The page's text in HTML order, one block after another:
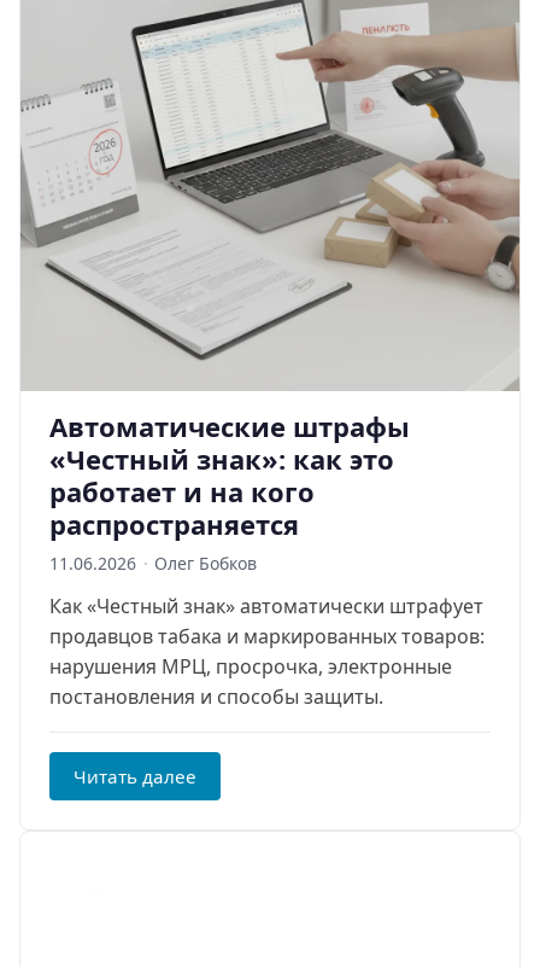
Автоматические штрафы
«Честный знак»: как это
работает и на кого
распространяется
11.06.2026 · Олег Бобков
Как «Честный знак» автоматически штрафует
продавцов табака и маркированных товаров:
нарушения МРЦ, просрочка, электронные
постановления и способы защиты.
Читать далее